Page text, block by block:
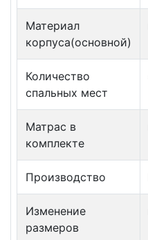
Материал
корпуса(основной)
Количество
спальных мест
Матрас в
комплекте
Производство
Изменение
размеров